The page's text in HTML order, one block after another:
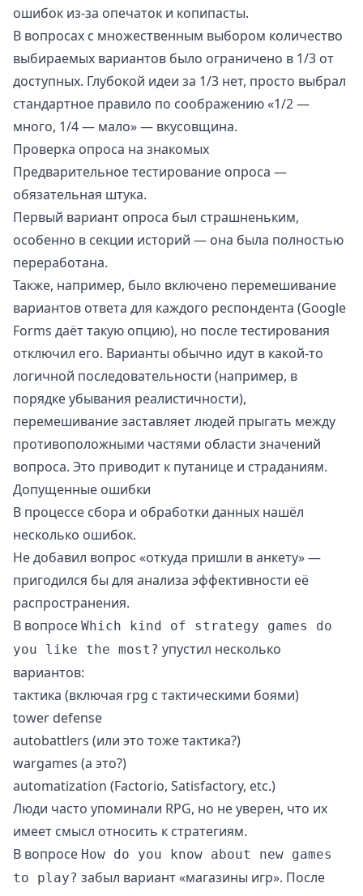
ошибок из-за опечаток и копипасты.
В вопросах с множественным выбором количество
выбираемых вариантов было ограничено в 1/3 от
доступных. Глубокой идеи за 1/3 нет, просто выбрал
стандартное правило по соображению «1/2 —
много, 1/4 — мало» — вкусовщина.
Проверка опроса на знакомых
Предварительное тестирование опроса —
обязательная штука.
Первый вариант опроса был страшненьким,
особенно в секции историй — она была полностью
переработана.
Также, например, было включено перемешивание
вариантов ответа для каждого респондента (Google
Forms даёт такую опцию), но после тестирования
отключил его. Варианты обычно идут в какой-то
логичной последовательности (например, в
порядке убывания реалистичности),
перемешивание заставляет людей прыгать между
противоположными частями области значений
вопроса. Это приводит к путанице и страданиям.
Допущенные ошибки
В процессе сбора и обработки данных нашёл
несколько ошибок.
Не добавил вопрос «откуда пришли в анкету» —
пригодился бы для анализа эффективности её
распространения.
В вопросе Which kind of strategy games do
you like the most? упустил несколько
вариантов:
тактика (включая rpg с тактическими боями)
tower defense
autobattlers (или это тоже тактика?)
wargames (а это?)
automatization (Factorio, Satisfactory, etc.)
Люди часто упоминали RPG, но не уверен, что их
имеет смысл относить к стратегиям.
В вопросе How do you know about new games
to play? забыл вариант «магазины игр». После